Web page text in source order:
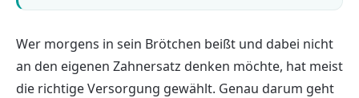
Wer morgens in sein Brötchen beißt und dabei nicht
an den eigenen Zahnersatz denken möchte, hat meist
die richtige Versorgung gewählt. Genau darum geht